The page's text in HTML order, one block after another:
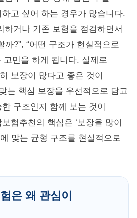
고 싶어 하는 경우가 많습니다.
하거나 기존 보험을 점검하면서
까?”, “어떤 구조가 현실적으로
고민을 하게 됩니다. 실제로
보장이 많다고 좋은 것이
는 핵심 보장을 우선적으로 담고
구조인지 함께 보는 것이
험추천의 핵심은 ‘보장을 많이
에 맞는 균형 구조를 현실적으로
은 왜 관심이